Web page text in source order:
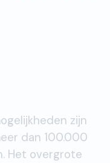
zijn
dan 100.000
Het overgrote